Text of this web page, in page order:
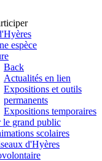
espèce
Back
Actualités en lien
Expositions et outils
permanents
Expositions temporaires
le grand public
scolaires
d'Hyères